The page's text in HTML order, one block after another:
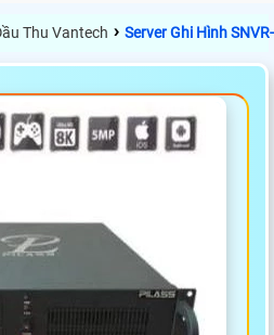
Thu Vantech › Server Ghi Hình